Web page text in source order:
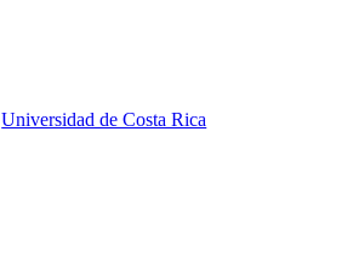
Universidad de Costa Rica